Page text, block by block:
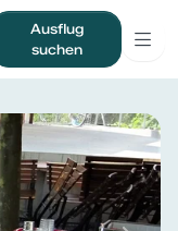
Ausflug
suchen